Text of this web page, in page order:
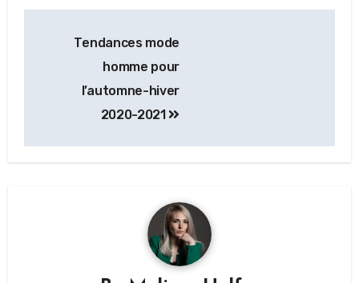
Tendances mode
homme pour
l’automne-hiver
2020-2021